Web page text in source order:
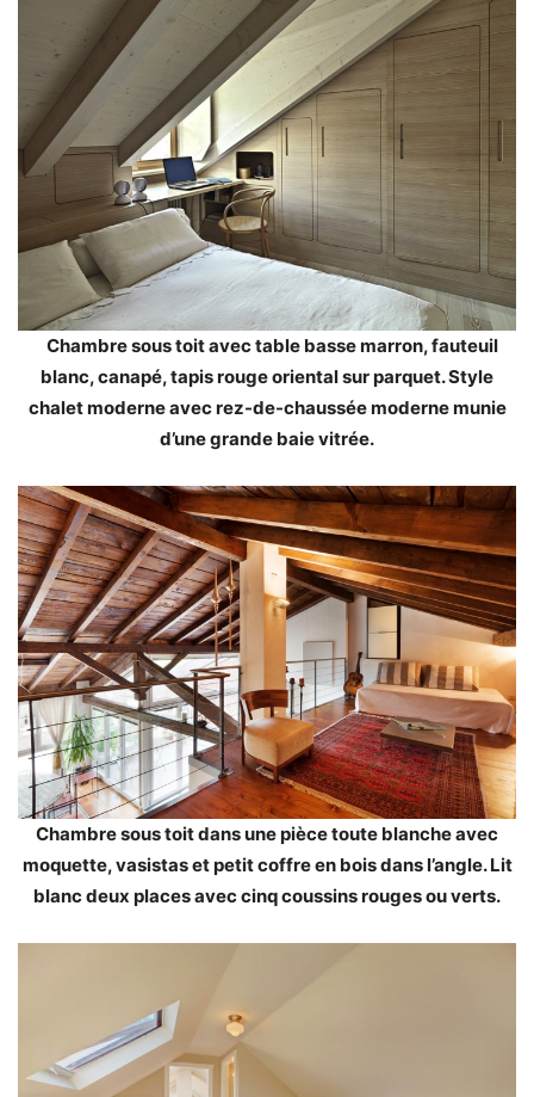
Chambre sous toit avec table basse marron, fauteuil
blanc, canapé, tapis rouge oriental sur parquet. Style
chalet moderne avec rez-de-chaussée moderne munie
d’une grande baie vitrée.
Chambre sous toit dans une pièce toute blanche avec
moquette, vasistas et petit coffre en bois dans l’angle. Lit
blanc deux places avec cinq coussins rouges ou verts.